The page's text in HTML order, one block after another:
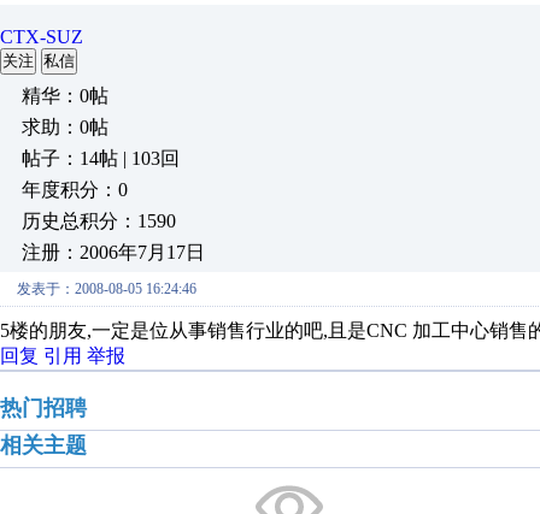
CTX-SUZ
关注 私信
精华：0帖
求助：0帖
帖子：14帖 | 103回
年度积分：0
历史总积分：1590
注册：2006年7月17日
发表于：2008-08-05 16:24:46
5楼的朋友,一定是位从事销售行业的吧,且是CNC 加工中心销
回复 引用 举报
热门招聘
相关主题